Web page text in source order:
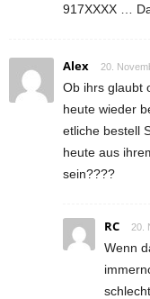
917XXXX …
Alex 20.
Ob ihrs glaubt
heute wieder
etliche bestell
heute aus
sein????
RC 20.
Wenn